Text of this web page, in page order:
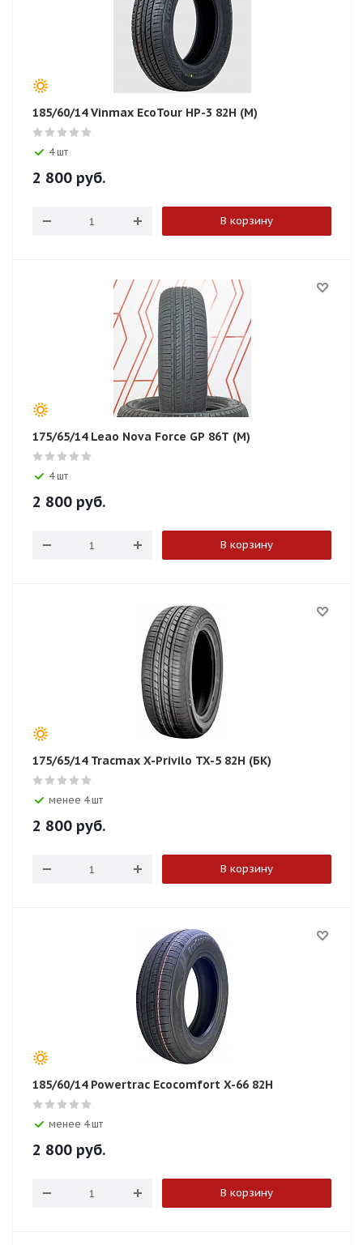
185/60/14 Vinmax EcoTour HP-3 82H (M)
4 шт
2 800 руб.
В корзину
175/65/14 Leao Nova Force GP 86T (M)
4 шт
2 800 руб.
В корзину
175/65/14 Tracmax X-Privilo TX-5 82H (БК)
менее 4 шт
2 800 руб.
В корзину
185/60/14 Powertrac Ecocomfort X-66 82H
менее 4 шт
2 800 руб.
В корзину